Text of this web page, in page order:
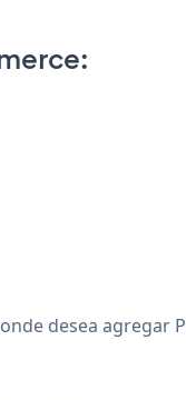
desea agregar